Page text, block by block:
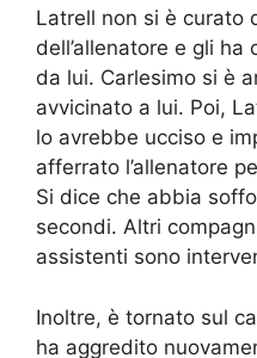
Latrell non si è curato
dell’allenatore e gli
da lui. Carlesimo si è
avvicinato a lui. Poi,
lo avrebbe ucciso e
afferrato l’allenatore
Si dice che abbia
secondi. Altri
assistenti sono
Inoltre, è tornato sul
ha aggredito